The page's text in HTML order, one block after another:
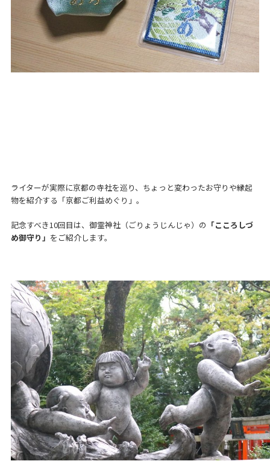
ライターが実際に京都の寺社を巡り、ちょっと変わったお守りや縁起
物を紹介する「京都ご利益めぐり」。
記念すべき10回目は、御霊神社（ごりょうじんじゃ）の 「こころしづ
め御守り」 をご紹介します。